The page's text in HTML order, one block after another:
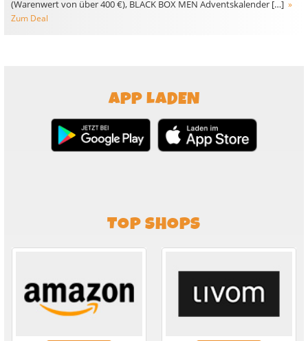
(Warenwert von über 400 €), BLACK BOX MEN Adventskalender […] »
Zum Deal
APP LADEN
TOP SHOPS